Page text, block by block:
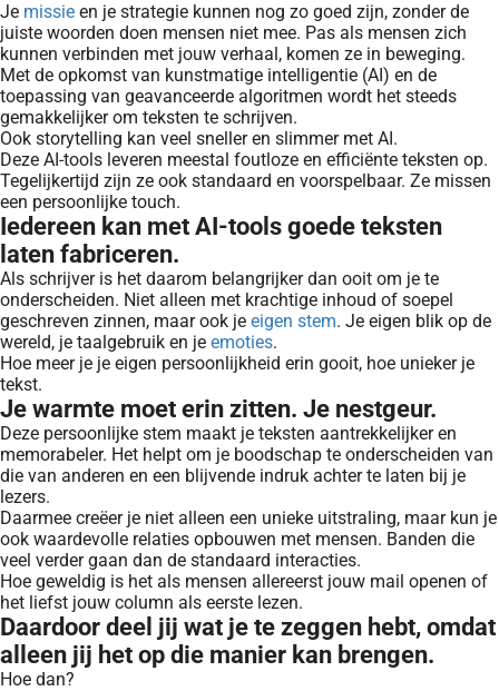
Je missie en je strategie kunnen nog zo goed zijn, zonder de
juiste woorden doen mensen niet mee. Pas als mensen zich
kunnen verbinden met jouw verhaal, komen ze in beweging.
Met de opkomst van kunstmatige intelligentie (AI) en de
toepassing van geavanceerde algoritmen wordt het steeds
gemakkelijker om teksten te schrijven.
Ook storytelling kan veel sneller en slimmer met AI.
Deze AI-tools leveren meestal foutloze en efficiënte teksten op.
Tegelijkertijd zijn ze ook standaard en voorspelbaar. Ze missen
een persoonlijke touch.
Iedereen kan met AI-tools goede teksten
laten fabriceren.
Als schrijver is het daarom belangrijker dan ooit om je te
onderscheiden. Niet alleen met krachtige inhoud of soepel
geschreven zinnen, maar ook je eigen stem. Je eigen blik op de
wereld, je taalgebruik en je emoties.
Hoe meer je je eigen persoonlijkheid erin gooit, hoe unieker je
tekst.
Je warmte moet erin zitten. Je nestgeur.
Deze persoonlijke stem maakt je teksten aantrekkelijker en
memorabeler. Het helpt om je boodschap te onderscheiden van
die van anderen en een blijvende indruk achter te laten bij je
lezers.
Daarmee creëer je niet alleen een unieke uitstraling, maar kun je
ook waardevolle relaties opbouwen met mensen. Banden die
veel verder gaan dan de standaard interacties.
Hoe geweldig is het als mensen allereerst jouw mail openen of
het liefst jouw column als eerste lezen.
Daardoor deel jij wat je te zeggen hebt, omdat
alleen jij het op die manier kan brengen.
Hoe dan?